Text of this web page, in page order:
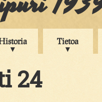
Tietoa
24